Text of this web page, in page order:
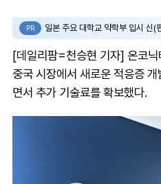
PR 일본 주요 대학교 약학부 입시 신(
[데일리팜=천승현 기자] 온코
중국 시장에서 새로운 적응증
면서 추가 기술료를 확보했다.